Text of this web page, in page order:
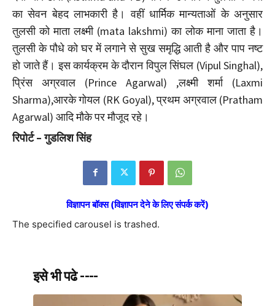
का सेवन बेहद लाभकारी है। वहीं धार्मिक मान्यताओं के अनुसार
तुलसी को माता लक्ष्मी (mata lakshmi) का लोक माना जाता है।
तुलसी के पौधे को घर में लगाने से सुख समृद्धि आती है और पाप नष्ट
हो जाते हैं। इस कार्यक्रम के दौरान विपुल सिंघल (Vipul Singhal),
प्रिंस अग्रवाल (Prince Agarwal) ,लक्ष्मी शर्मा (Laxmi
Sharma),आरके गोयल (RK Goyal), प्रथम अग्रवाल (Pratham
Agarwal) आदि मौके पर मौजूद रहे।
रिपोर्ट – गुडलिश सिंह
विज्ञापन बॉक्स (विज्ञापन देने के लिए संपर्क करें)
The specified carousel is trashed.
इसे भी पढे ----